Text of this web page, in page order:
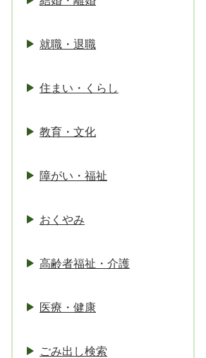
就職・退職
住まい・くらし
教育・文化
障がい・福祉
おくやみ
高齢者福祉・介護
医療・健康
ごみ出し検索